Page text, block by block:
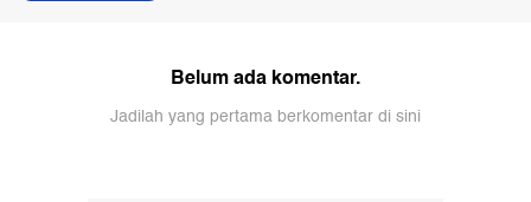
Belum ada komentar.
Jadilah yang pertama berkomentar di sini